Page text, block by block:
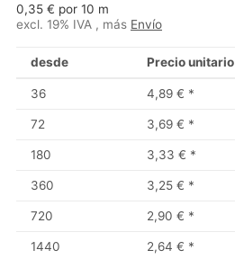
0,35 € por 10 m
excl. 19% IVA , más Envío
desde Precio unitario
36 4,89 € *
72 3,69 € *
180 3,33 € *
360 3,25 € *
720 2,90 € *
1440 2,64 € *